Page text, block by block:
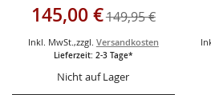
Sonderangebot
145,00 €149,95 €
Inkl. MwSt. ,zzgl. Versandkosten
Lieferzeit: 2-3 Tage*
Nicht auf Lager